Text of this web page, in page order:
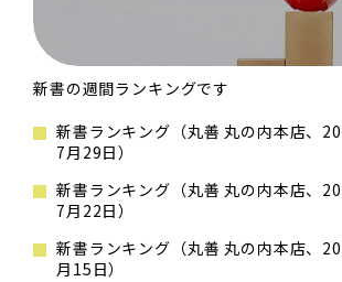
新書の週間ランキングです
新書ランキング（丸善 丸の内本店、
7月29日）
新書ランキング（丸善 丸の内本店、
7月22日）
新書ランキング（丸善 丸の内本店、
月15日）